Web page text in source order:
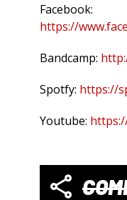
Facebook:
https://
Bandcamp:
Spotfy: https://
Youtube: